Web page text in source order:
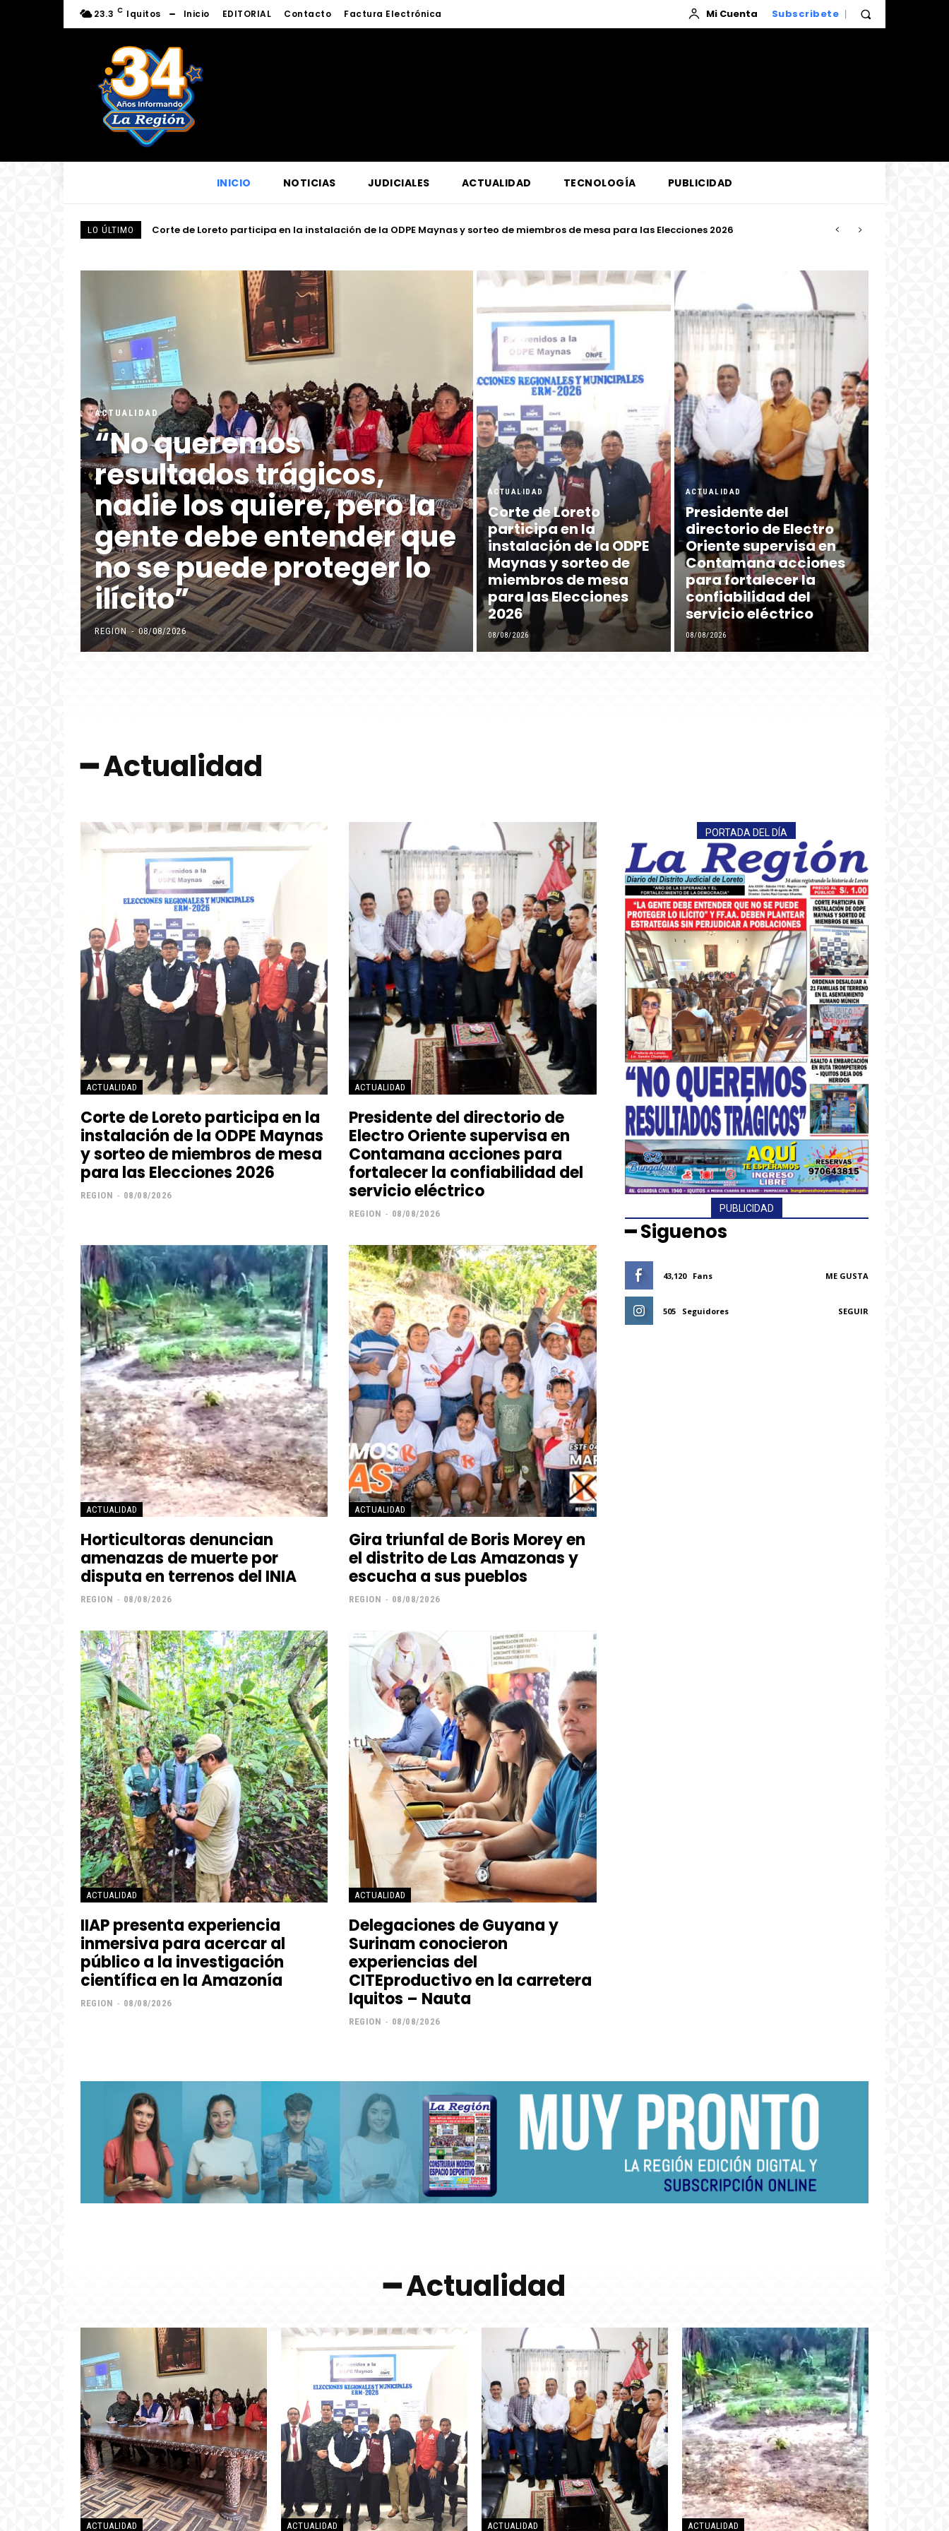
━ Planes
23.3 C Iquitos Inicio EDITORIAL Contacto Factura Electrónica Mi Cuenta Subscribete
INICIO NOTICIAS JUDICIALES ACTUALIDAD TECNOLOGÍA PUBLICIDAD
LO ÚLTIMO
Presidente del directorio de Electro Oriente supervisa en Contamana acciones para fortalecer la confiabilidad del servicio
ACTUALIDAD
“No queremos
resultados trágicos,
nadie los quiere, pero la
gente debe entender que
no se puede proteger lo
ilícito”
REGION - 08/08/2026
ACTUALIDAD
Corte de Loreto
participa en la
instalación de la ODPE
Maynas y sorteo de
miembros de mesa
para las Elecciones
2026
08/08/2026
ACTUALIDAD
Presidente del
directorio de Electro
Oriente supervisa en
Contamana acciones
para fortalecer la
confiabilidad del
servicio eléctrico
08/08/2026
━ Actualidad
ACTUALIDAD
Corte de Loreto participa en la
instalación de la ODPE Maynas
y sorteo de miembros de mesa
para las Elecciones 2026
REGION - 08/08/2026
ACTUALIDAD
Presidente del directorio de
Electro Oriente supervisa en
Contamana acciones para
fortalecer la confiabilidad del
servicio eléctrico
REGION - 08/08/2026
ACTUALIDAD
Horticultoras denuncian
amenazas de muerte por
disputa en terrenos del INIA
REGION - 08/08/2026
ACTUALIDAD
Gira triunfal de Boris Morey en
el distrito de Las Amazonas y
escucha a sus pueblos
REGION - 08/08/2026
ACTUALIDAD
IIAP presenta experiencia
inmersiva para acercar al
público a la investigación
científica en la Amazonía
REGION - 08/08/2026
ACTUALIDAD
Delegaciones de Guyana y
Surinam conocieron
experiencias del
CITEproductivo en la carretera
Iquitos – Nauta
REGION - 08/08/2026
PORTADA DEL DÍA
PUBLICIDAD
━ Siguenos
43,120 Fans ME GUSTA
505 Seguidores SEGUIR
━ Actualidad
ACTUALIDAD ACTUALIDAD ACTUALIDAD ACTUALIDAD